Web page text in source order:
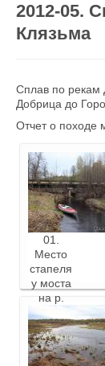
Треки
Карты
О сайте
2012-05.
Клязьма
Сплав по рекам
Добрица до
Отчет о походе
01.
Место
стапеля
у моста
на р.
Добрица
01. Место стапеля
р. Добрица